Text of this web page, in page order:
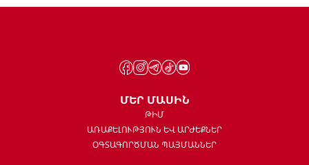
ՄԵՐ ՄԱՍԻՆ
ԹԻՄ
ԱՌԱՔԵԼՈՒԹՅՈՒՆ ԵՎ ԱՐԺԵՔՆԵՐ
ՕԳՏԱԳՈՐԾՄԱՆ ՊԱՅՄԱՆՆԵՐ